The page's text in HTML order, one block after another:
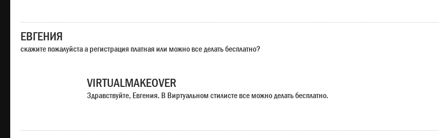
ЕВГЕНИЯ
скажите пожалуйста а регистрация платная или можно все делать бесплатно?
VIRTUALMAKEOVER
Здравствуйте, Евгения. В Виртуальном стилисте все можно делать бесплатно.